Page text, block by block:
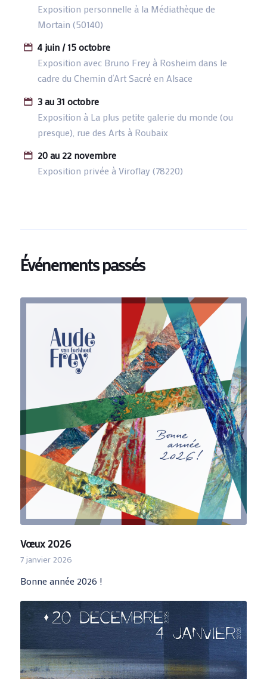
Exposition personnelle à la Médiathèque de
Mortain (50140)
4 juin / 15 octobre
Exposition avec Bruno Frey à Rosheim dans le
cadre du Chemin d’Art Sacré en Alsace
3 au 31 octobre
Exposition à La plus petite galerie du monde (ou
presque), rue des Arts à Roubaix
20 au 22 novembre
Exposition privée à Viroflay (78220)
Événements passés
Vœux 2026
7 janvier 2026
Bonne année 2026 !